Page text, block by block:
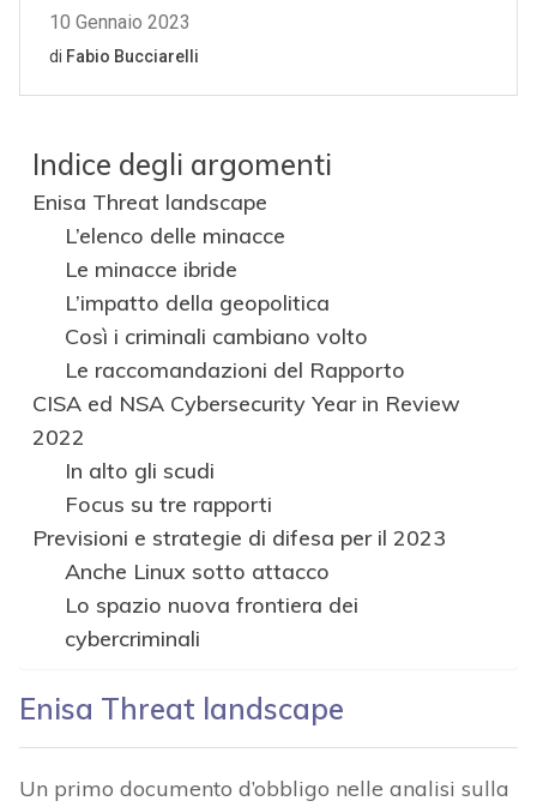
Indice degli argomenti
Enisa Threat landscape
L’elenco delle minacce
Le minacce ibride
L’impatto della geopolitica
Così i criminali cambiano volto
Le raccomandazioni del Rapporto
CISA ed NSA Cybersecurity Year in Review
2022
In alto gli scudi
Focus su tre rapporti
Previsioni e strategie di difesa per il 2023
Anche Linux sotto attacco
Lo spazio nuova frontiera dei
cybercriminali
Enisa Threat landscape
Un primo documento d’obbligo nelle analisi sulla